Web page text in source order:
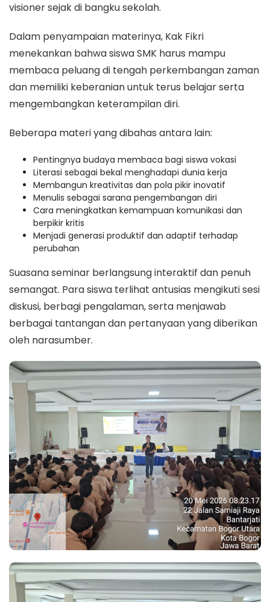
visioner sejak di bangku sekolah.
Dalam penyampaian materinya, Kak Fikri
menekankan bahwa siswa SMK harus mampu
membaca peluang di tengah perkembangan zaman
dan memiliki keberanian untuk terus belajar serta
mengembangkan keterampilan diri.
Beberapa materi yang dibahas antara lain:
Pentingnya budaya membaca bagi siswa vokasi
Literasi sebagai bekal menghadapi dunia kerja
Membangun kreativitas dan pola pikir inovatif
Menulis sebagai sarana pengembangan diri
Cara meningkatkan kemampuan komunikasi dan
berpikir kritis
Menjadi generasi produktif dan adaptif terhadap
perubahan
Suasana seminar berlangsung interaktif dan penuh
semangat. Para siswa terlihat antusias mengikuti sesi
diskusi, berbagi pengalaman, serta menjawab
berbagai tantangan dan pertanyaan yang diberikan
oleh narasumber.